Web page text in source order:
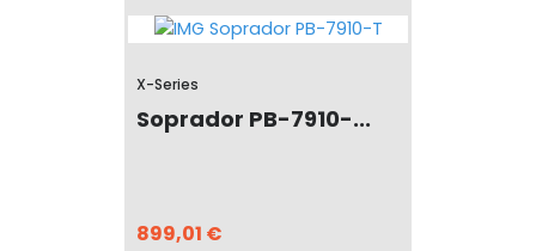
X-Series
Soprador PB-7910-...
899,01 €